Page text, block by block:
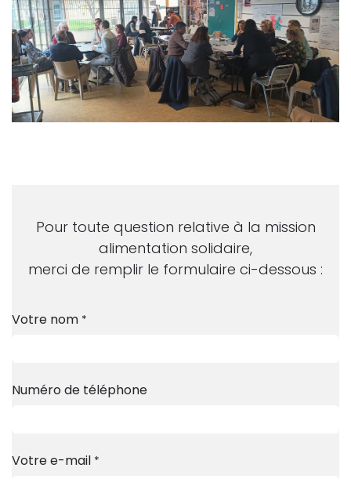
Pour toute question relative à la mission
alimentation solidaire,
merci de remplir le formulaire ci-dessous :
Votre nom *
Numéro de téléphone
Votre e-mail *